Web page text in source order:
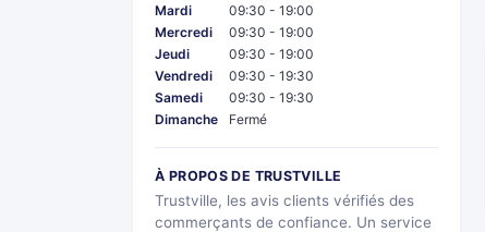
Mardi
09:30 - 19:00
Mercredi
09:30 - 19:00
Jeudi
09:30 - 19:00
Vendredi
09:30 - 19:30
Samedi
09:30 - 19:30
Dimanche
Fermé
À PROPOS DE TRUSTVILLE
Trustville, les avis clients vérifiés des
commerçants de confiance. Un service